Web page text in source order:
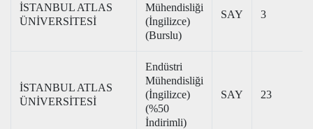
İSTANBUL ATLAS
ÜNİVERSİTESİ
Mühendisliği
(İngilizce)
(Burslu)
SAY 3
İSTANBUL ATLAS
ÜNİVERSİTESİ
Endüstri
Mühendisliği
(İngilizce)
(%50
İndirimli)
SAY 23